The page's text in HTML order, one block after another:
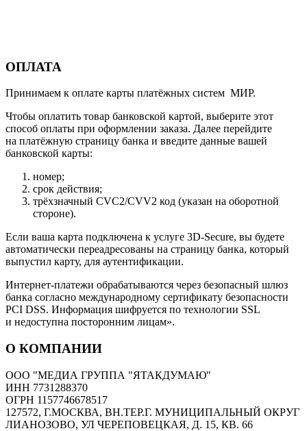
ОПЛАТА
Принимаем к оплате карты платёжных систем МИР.
Чтобы оплатить товар банковской картой, выберите этот
способ оплаты при оформлении заказа. Далее перейдите
на платёжную страницу банка и введите данные вашей
банковской карты:
номер;
срок действия;
трёхзначный CVC2/CVV2 код (указан на оборотной
стороне).
Если ваша карта подключена к услуге 3D-Secure, вы будете
автоматически переадресованы на страницу банка, который
выпустил карту, для аутентификации.
Интернет-платежи обрабатываются через безопасный шлюз
банка согласно международному сертификату безопасности
PCI DSS. Информация шифруется по технологии SSL
и недоступна посторонним лицам».
О КОМПАНИИ
ООО "МЕДИА ГРУППА "ЯТАКДУМАЮ"
ИНН 7731288370
ОГРН 1157746678517
127572, Г.МОСКВА, ВН.ТЕР.Г. МУНИЦИПАЛЬНЫЙ ОКРУГ
ЛИАНОЗОВО, УЛ ЧЕРЕПОВЕЦКАЯ, Д. 15, КВ. 66